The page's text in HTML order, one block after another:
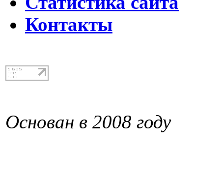
Контакты
Основан в 2008 году